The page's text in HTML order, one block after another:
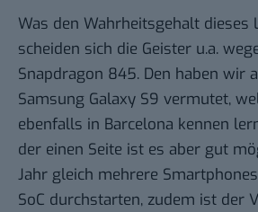
Was den Wahrheitsgehalt dieses
scheiden sich die Geister u.a.
Snapdragon 845. Den haben wir
Samsung Galaxy S9 vermutet,
ebenfalls in Barcelona kennen
der einen Seite ist es aber gut
Jahr gleich mehrere
SoC durchstarten, zudem ist der